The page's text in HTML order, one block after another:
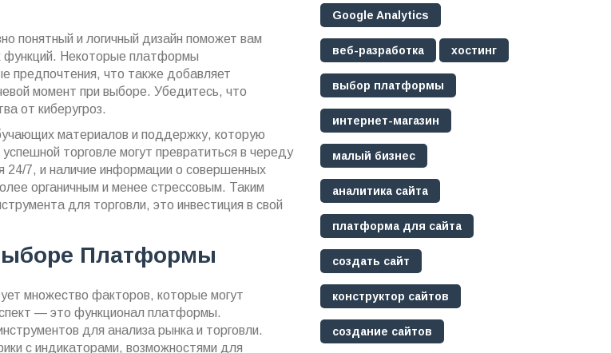
понятный и логичный дизайн поможет вам
функций. Некоторые платформы
предпочтения, что также добавляет
момент при выборе. Убедитесь, что
от киберугроз.
материалов и поддержку, которую
торговле могут превратиться в череду
7, и наличие информации о совершенных
органичным и менее стрессовым. Таким
для торговли, это инвестиция в свой
Платформы
множество факторов, которые могут
— это функционал платформы.
для анализа рынка и торговли.
с индикаторами, возможностями для
Google Analytics
веб-разработка хостинг
выбор платформы
интернет-магазин
малый бизнес
аналитика сайта
платформа для сайта
создать сайт
конструктор сайтов
создание сайтов